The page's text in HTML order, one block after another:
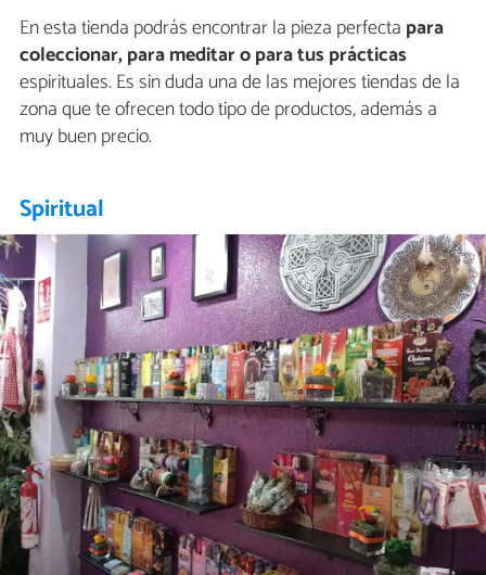
En esta tienda podrás encontrar la pieza perfecta para
coleccionar, para meditar o para tus prácticas
espirituales. Es sin duda una de las mejores tiendas de la
zona que te ofrecen todo tipo de productos, además a
muy buen precio.
Spiritual